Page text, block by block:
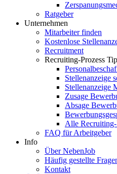
Ratgeber
Unternehmen
Mitarbeiter finden
Kostenlose
Recruitment
Recruiting-Prozess
Stellenanzeige
Stellenanzeige
Zusage
Absage
Alle Recruiting-
FAQ für Arbeitgeber
Info
Über NebenJob
Häufig gestellte
Kontakt